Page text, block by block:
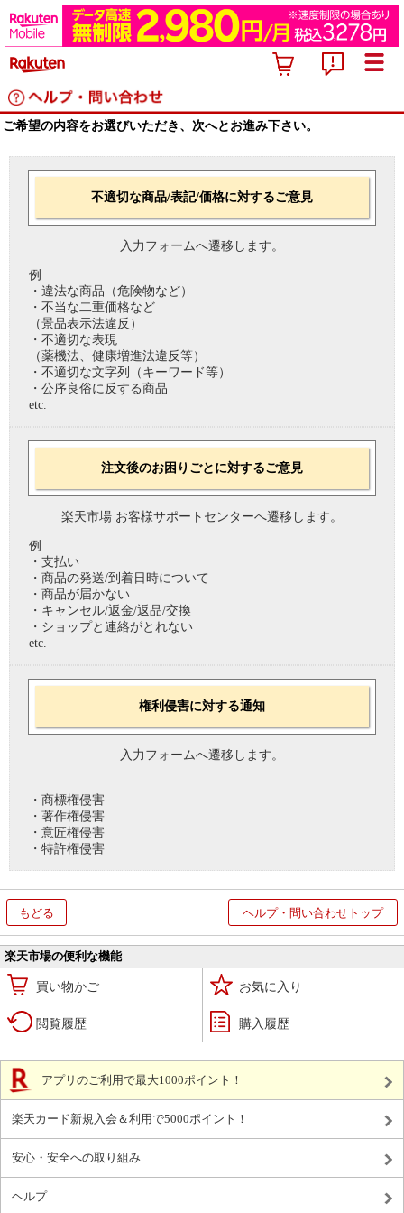
ご希望の内容をお選びいただき、次へとお進み下さい。
不適切な商品/表記/価格に対するご意見
入力フォームへ遷移します。
例
・違法な商品（危険物など）
・不当な二重価格など
（景品表示法違反）
・不適切な表現
（薬機法、健康増進法違反等）
・不適切な文字列（キーワード等）
・公序良俗に反する商品
etc.
注文後のお困りごとに対するご意見
楽天市場 お客様サポートセンターへ遷移します。
例
・支払い
・商品の発送/到着日時について
・商品が届かない
・キャンセル/返金/返品/交換
・ショップと連絡がとれない
etc.
権利侵害に対する通知
入力フォームへ遷移します。
・商標権侵害
・著作権侵害
・意匠権侵害
・特許権侵害
もどる ヘルプ・問い合わせトップ
楽天市場の便利な機能
買い物かご お気に入り
閲覧履歴 購入履歴
アプリのご利用で最大1000ポイント！
楽天カード新規入会＆利用で5000ポイント！
安心・安全への取り組み
ヘルプ